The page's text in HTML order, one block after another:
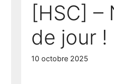
[HSC] –
de jour !
10 octobre 2025